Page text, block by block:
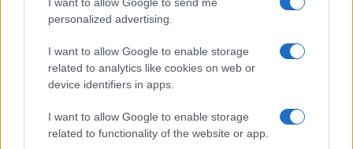
personalized advertising.
I want to allow Google to enable storage
related to analytics like cookies on web or
device identifiers in apps.
I want to allow Google to enable storage
related to functionality of the website or app.
vivo: un amico vip svela come fa
Calangianus, dopo le polemiche il centro
accoglienza minori chiude
Olbia, divieto di sosta contro spaccio e degrado:
esplode la protesta